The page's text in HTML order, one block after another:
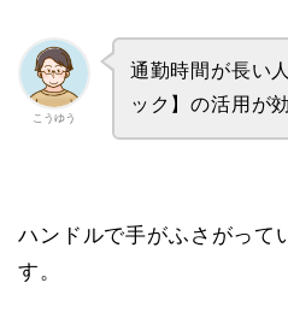
こうゆう
通勤時間が長い
ック】の活用が
ハンドルで手がふさがって
す。